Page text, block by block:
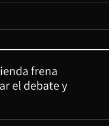
frena
el debate y